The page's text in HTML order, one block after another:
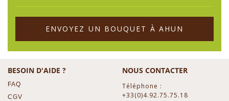
ENVOYEZ UN BOUQUET À AHUN
BESOIN D'AIDE ?
FAQ
CGV
NOUS CONTACTER
Téléphone :
+33(0)4.92.75.75.18